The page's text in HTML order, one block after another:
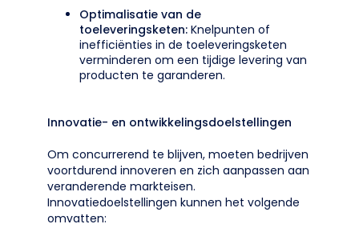
Optimalisatie van de
toeleveringsketen: Knelpunten of
inefficiënties in de toeleveringsketen
verminderen om een tijdige levering van
producten te garanderen.
Innovatie- en ontwikkelingsdoelstellingen
Om concurrerend te blijven, moeten bedrijven
voortdurend innoveren en zich aanpassen aan
veranderende markteisen.
Innovatiedoelstellingen kunnen het volgende
omvatten: